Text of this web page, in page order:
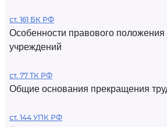
ст. 161 БК РФ
Особенности правового положения
учреждений
ст. 77 ТК РФ
Общие основания прекращения
ст. 144 УПК РФ